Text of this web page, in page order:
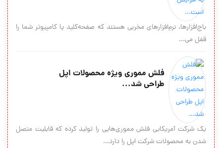
باج‌افزارها، نرم‌افزارهای مخربی هستند که صفحه‌کلید یا کامپیوتر شما را
قفل می‌...
فلش مموری ویژه محصولات اپل
طراحی شد...
یک شرکت آمریکایی فلش مموری‌هایی را تولید کرده که قابلیت متصل
شدن به محصولات شرکت اپل را دارد...